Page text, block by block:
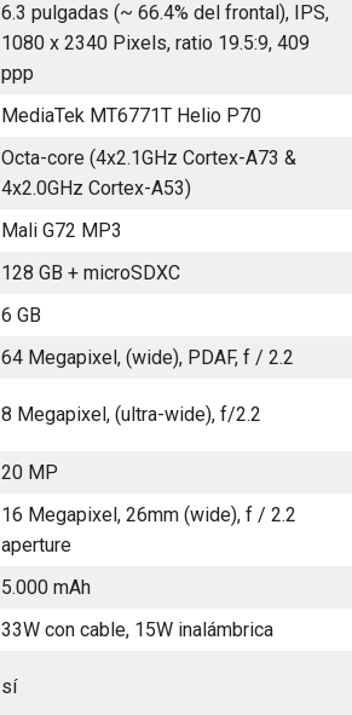
6.3 pulgadas (~ 66.4% del frontal), IPS,
1080 x 2340 Pixels, ratio 19.5:9, 409
ppp
MediaTek MT6771T Helio P70
Octa-core (4x2.1GHz Cortex-A73 &
4x2.0GHz Cortex-A53)
Mali G72 MP3
128 GB + microSDXC
6 GB
64 Megapixel, (wide), PDAF, f / 2.2
8 Megapixel, (ultra-wide), f/2.2
20 MP
16 Megapixel, 26mm (wide), f / 2.2
aperture
5.000 mAh
33W con cable, 15W inalámbrica
sí